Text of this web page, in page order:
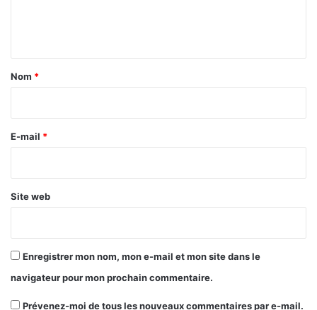
a
e
Nom *
E-mail *
Site web
Enregistrer mon nom, mon e-mail et mon site dans le
navigateur pour mon prochain commentaire.
Prévenez-moi de tous les nouveaux commentaires par e-mail.